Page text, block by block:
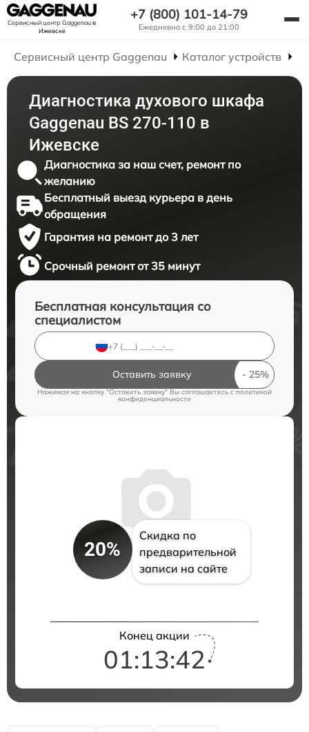
Сервисный центр Gaggenauв
Ижевске
+7 (800) 101-14-79
Ежедневно с 9:00 до 21:00
Сервисный центр Gaggenau Каталог устройств
Диагностика духового шкафа
Gaggenau BS 270-110 в
Ижевске
Диагностика за наш счет, ремонт по
желанию
Бесплатный выезд курьера в день
обращения
Гарантия на ремонт до 3 лет
Срочный ремонт от 35 минут
Бесплатная консультация со
специалистом
Оставить заявку
Нажимая на кнопку "Оставить заявку" Вы соглашаетесь c политикой
конфиденциальности
20%
Скидка по
предварительной
записи на сайте
Конец акции
01:13:42